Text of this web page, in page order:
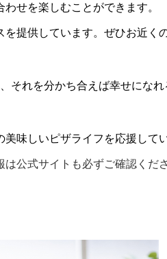
せを楽しむことができます。
提供しています。ぜひお近く
それを分かち合えば幸せになれ
味しいピザライフを応援して
公式サイトも必ずご確認くだ